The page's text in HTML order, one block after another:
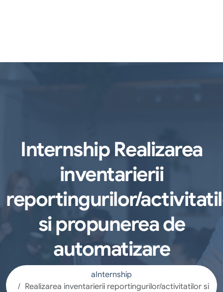
Internship Realizarea
inventarierii
reportingurilor/
si propunerea de
automatizare
aInternship
Realizarea inventarierii reportingurilor/activitatilor si